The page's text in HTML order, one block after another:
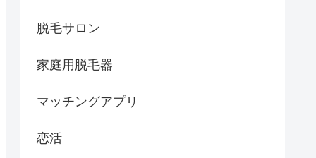
脱毛サロン
家庭用脱毛器
マッチングアプリ
恋活